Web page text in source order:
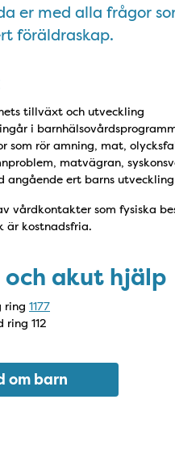
er med alla frågor
föräldraskap.
tillväxt och utveckling
i
som rör amning, mat,
matvägran,
angående ert barns
vårdkontakter som fysiska
är kostnadsfria.
och akut hjälp
ring 1177
112
om barn